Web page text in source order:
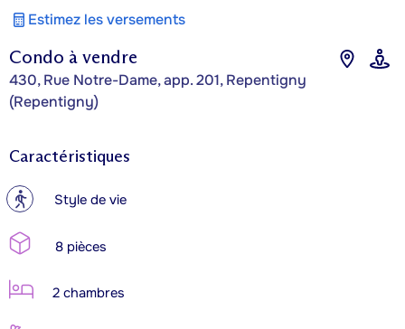
Condo à vendre
430, Rue Notre-Dame, app. 201, Repentigny
(Repentigny)
Estimez les versements
Caractéristiques
? Style de vie
8 pièces
2 chambres